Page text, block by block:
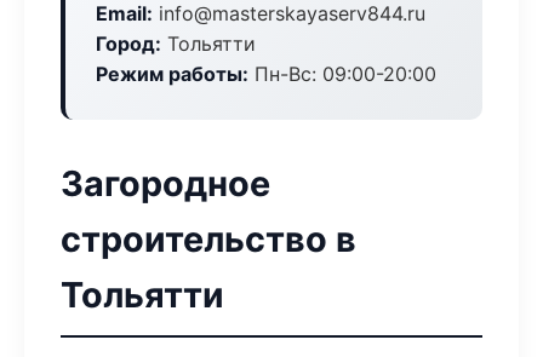
Email: info@masterskayaserv844.ru
Город: Тольятти
Режим работы: Пн-Вс: 09:00-20:00
Загородное
строительство в
Тольятти